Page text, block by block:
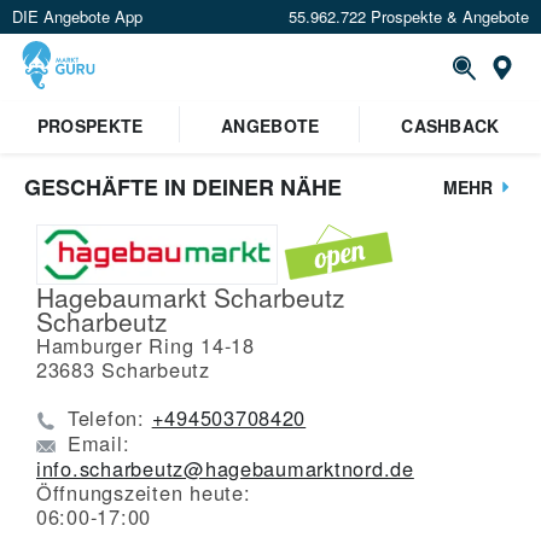
DIE Angebote App 55.962.722 Prospekte & Angebote
PROSPEKTE
ANGEBOTE CASHBACK
GESCHÄFTE IN DEINER NÄHE MEHR
Hagebaumarkt Scharbeutz
Scharbeutz
Hamburger Ring 14-18
23683 Scharbeutz
Telefon: +494503708420
Email:
info.scharbeutz@hagebaumarktnord.de
Öffnungszeiten heute:
06:00-17:00